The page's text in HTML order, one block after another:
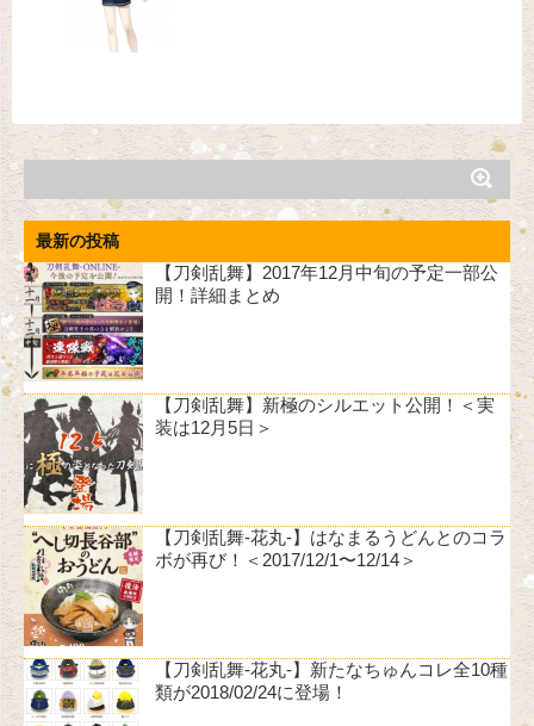
最新の投稿
【刀剣乱舞】2017年12月中旬の予定一部公
開！詳細まとめ
【刀剣乱舞】新極のシルエット公開！＜実
装は12月5日＞
【刀剣乱舞-花丸-】はなまるうどんとのコラ
ボが再び！＜2017/12/1〜12/14＞
【刀剣乱舞-花丸-】新たなちゅんコレ全10種
類が2018/02/24に登場！